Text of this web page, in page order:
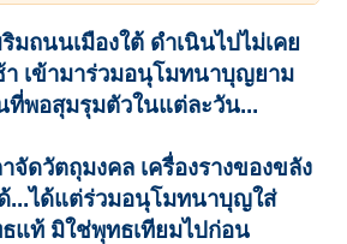
มถนนเมืองใต้ ดำเนินไปไม่เคย
เข้ามาร่วมอนุโมทนาบุญยาม
ที่พอสุมรุมตัวในแต่ละวัน...
จัดวัตถุมงคล เครื่องรางของขลัง
...ได้แต่ร่วมอนุโมทนาบุญใส่
แท้ มิใช่พุทธเทียมไปก่อน